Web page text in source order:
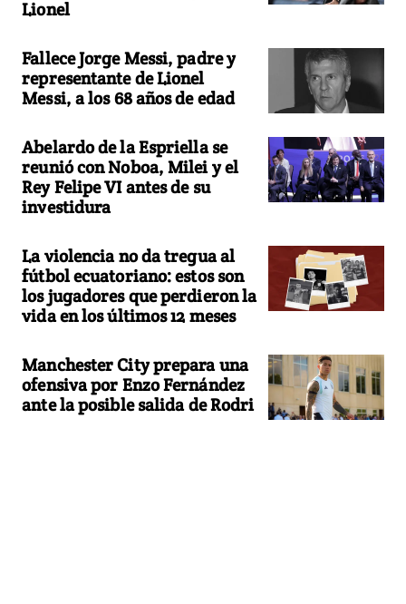
Lionel
Fallece Jorge Messi, padre y
representante de Lionel
Messi, a los 68 años de edad
Abelardo de la Espriella se
reunió con Noboa, Milei y el
Rey Felipe VI antes de su
investidura
La violencia no da tregua al
fútbol ecuatoriano: estos son
los jugadores que perdieron la
vida en los últimos 12 meses
Manchester City prepara una
ofensiva por Enzo Fernández
ante la posible salida de Rodri